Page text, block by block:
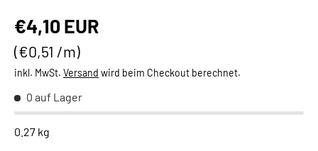
Normaler Preis
€4,10 EUR
Grundpreis
€0,51 /m
inkl. MwSt. Versand wird beim Checkout berechnet.
0 auf Lager
0.27 kg